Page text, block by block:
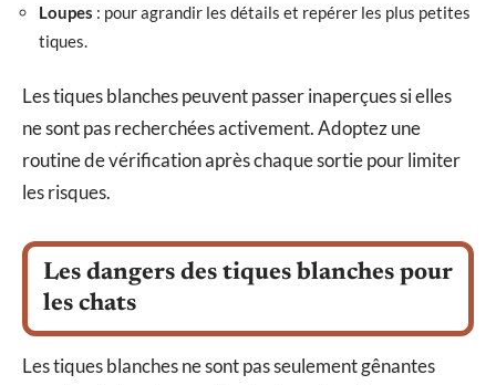
Loupes : pour agrandir les détails et repérer les plus petites
tiques.
Les tiques blanches peuvent passer inaperçues si elles
ne sont pas recherchées activement. Adoptez une
routine de vérification après chaque sortie pour limiter
les risques.
Les dangers des tiques blanches pour
les chats
Les tiques blanches ne sont pas seulement gênantes